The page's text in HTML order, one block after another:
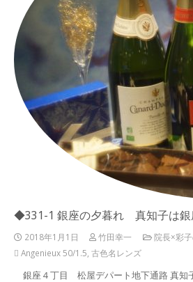
◆331-1 銀座の夕暮れ 真知子は銀
2018年1月1日 竹田幸一
院長×彩
Angenieux 50/1.5 古色名レンズ
銀座４丁目 松屋デパート地下通路 真知